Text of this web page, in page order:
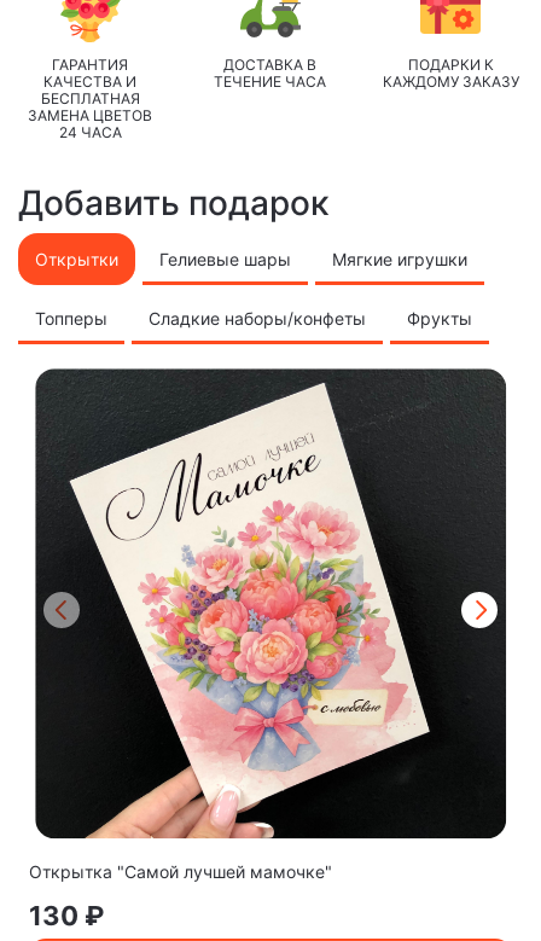
ГАРАНТИЯ
КАЧЕСТВА И
БЕСПЛАТНАЯ
ЗАМЕНА ЦВЕТОВ
24 ЧАСА
ДОСТАВКА В
ТЕЧЕНИЕ ЧАСА
ПОДАРКИ К
КАЖДОМУ ЗАКАЗУ
Добавить подарок
Открытки Гелиевые шары Мягкие игрушки
Топперы Сладкие наборы/конфеты Фрукты
Открытка "Самой лучшей мамочке"
130 ₽